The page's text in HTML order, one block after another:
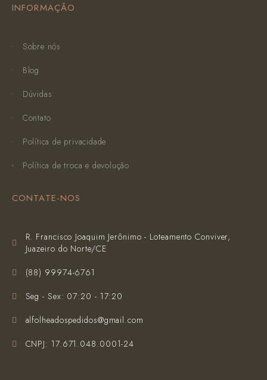
INFORMAÇÃO
Sobre nós
Blog
Dúvidas
Contato
Política de privacidade
Política de troca e devolução
CONTATE-NOS
R. Francisco Joaquim Jerônimo - Loteamento Conviver,
Juazeiro do Norte/CE
(‪88) 99974-6761‬
Seg - Sex: 07:20 - 17:20
alfolheadospedidos@gmail.com
CNPJ: 17.671.048.0001-24